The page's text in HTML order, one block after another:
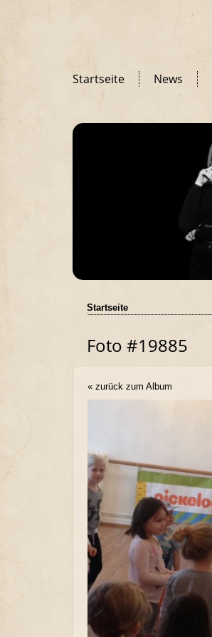
Startseite News
Startseite
Foto #19885
« zurück zum Album